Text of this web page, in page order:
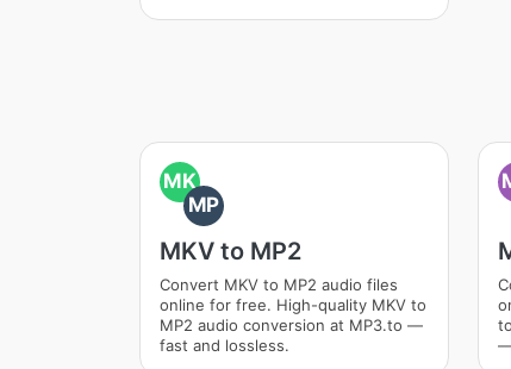
MK
MP
MKV to MP2
Convert MKV to MP2 audio files
online for free. High-quality MKV to
MP2 audio conversion at MP3.to —
fast and lossless.
—